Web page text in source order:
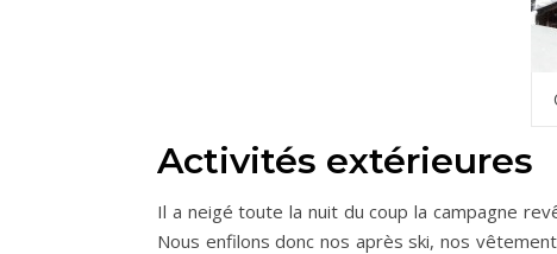
Activités extérieures
Il a neigé toute la nuit du coup la campagne
Nous enfilons donc nos après ski, nos